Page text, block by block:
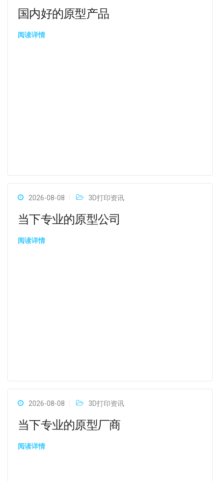
国内好的原型产品
阅读详情
2026-08-08 3D打印资讯
当下专业的原型公司
阅读详情
2026-08-08 3D打印资讯
当下专业的原型厂商
阅读详情